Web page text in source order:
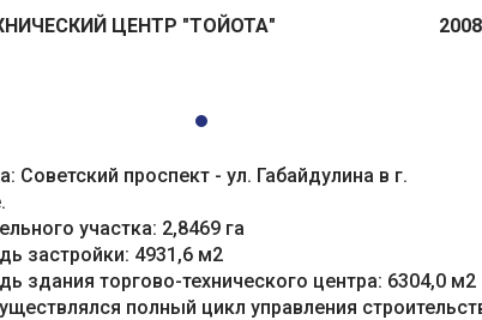
ЦЕНТР "ТОЙОТА"
Советский проспект - ул. Габайдулина в г.
участка: 2,8469 га
застройки: 4931,6 м2
здания торгово-технического центра: 6304,0 м2
полный цикл управления